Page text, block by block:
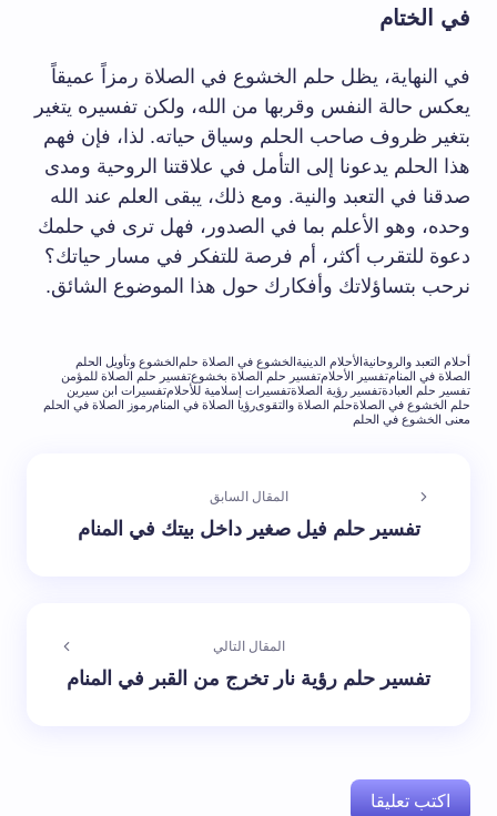
في الختام
في النهاية، يظل حلم الخشوع في الصلاة رمزاً عميقاً
يعكس حالة النفس وقربها من الله، ولكن تفسيره يتغير
بتغير ظروف صاحب الحلم وسياق حياته. لذا، فإن فهم
هذا الحلم يدعونا إلى التأمل في علاقتنا الروحية ومدى
صدقنا في التعبد والنية. ومع ذلك، يبقى العلم عند الله
وحده، وهو الأعلم بما في الصدور، فهل ترى في حلمك
دعوة للتقرب أكثر، أم فرصة للتفكر في مسار حياتك؟
نرحب بتساؤلاتك وأفكارك حول هذا الموضوع الشائق.
أحلام التعبد والروحانيةالأحلام الدينيةالخشوع في الصلاة حلم الخشوع وتأويل الحلم
الصلاة في المنامتفسير الأحلامتفسير حلم الصلاة بخشوعتفسير حلم الصلاة للمؤمن
تفسير حلم العبادةتفسير رؤية الصلاةتفسيرات إسلامية للأحلامتفسيرات ابن سيرين
حلم الخشوع في الصلاةحلم الصلاة والتقوىرؤيا الصلاة في المنامرموز الصلاة في الحلم
معنى الخشوع في الحلم
المقال السابق
تفسير حلم فيل صغير داخل بيتك في المنام
المقال التالي
تفسير حلم رؤية نار تخرج من القبر في المنام
اكتب تعليقا